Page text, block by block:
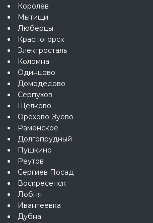
Королёв
Мытищи
Люберцы
Красногорск
Электросталь
Коломна
Одинцово
Домодедово
Серпухов
Щёлково
Орехово-Зуево
Раменское
Долгопрудный
Пушкино
Реутов
Сергиев Посад
Воскресенск
Лобня
Ивантеевка
Дубна